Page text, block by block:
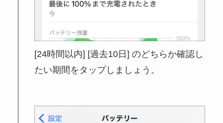
[24時間以内] [過去10日] のどちらか確認し
たい期間をタップしましょう。